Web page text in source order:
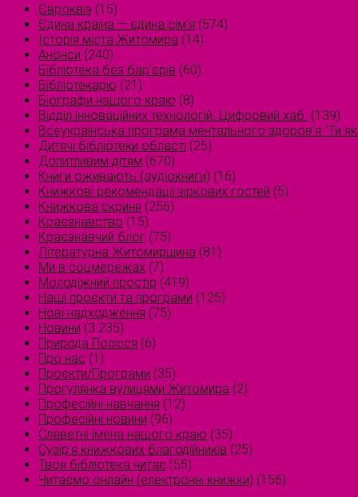
Євроквіз (15)
Єдина країна — єдина сім’я (574)
Історія міста Житомира (14)
Анонси (240)
Бібліотека без бар'єрів (60)
Бібліотекарю (21)
Біографи нашого краю (8)
Відділ інноваційних технологій. Цифровий хаб. (139)
Всеукраїнська програма ментального здоров'я "Ти
Дитячі бібліотеки області (25)
Допитливим дітям (670)
Книги оживають (аудіокниги) (16)
Книжкові рекомендації зіркових гостей (5)
Книжкова скриня (256)
Краєзнавство (15)
Краєзнавчий блог (75)
Літературна Житомирщина (81)
Ми в соцмережах (7)
Молодіжний простір (419)
Наші проєкти та програми (125)
Нові надходження (75)
Новини (3 235)
Природа Полісся (6)
Про нас (1)
Проєкти/Програми (35)
Прогулянка вулицями Житомира (2)
Професійні навчання (12)
Професійні новини (96)
Славетні імена нашого краю (35)
Сузірʼя книжкових благодійників (25)
Твоя бібліотека читає (55)
Читаємо онлайн (електронні книжки) (156)